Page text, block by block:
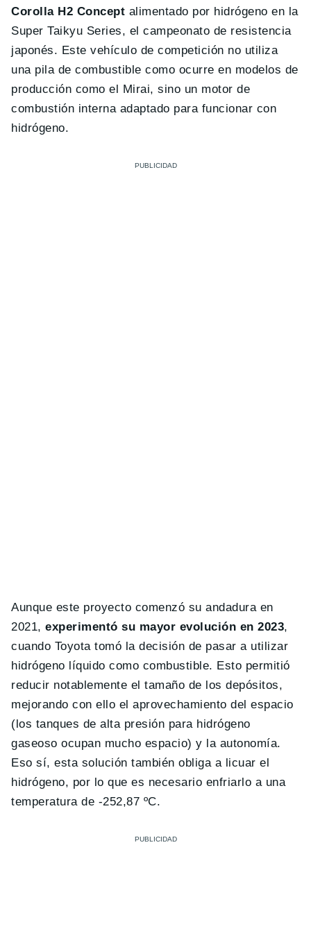
Corolla H2 Concept alimentado por hidrógeno en la
Super Taikyu Series, el campeonato de resistencia
japonés. Este vehículo de competición no utiliza
una pila de combustible como ocurre en modelos de
producción como el Mirai, sino un motor de
combustión interna adaptado para funcionar con
hidrógeno.
Aunque este proyecto comenzó su andadura en
2021,experimentó su mayor evolución en 2023,
cuando Toyota tomó la decisión de pasar a utilizar
hidrógeno líquido como combustible. Esto permitió
reducir notablemente el tamaño de los depósitos,
mejorando con ello el aprovechamiento del espacio
(los tanques de alta presión para hidrógeno
gaseoso ocupan mucho espacio) y la autonomía.
Eso sí, esta solución también obliga a licuar el
hidrógeno, por lo que es necesario enfriarlo a una
temperatura de -252,87 ºC.